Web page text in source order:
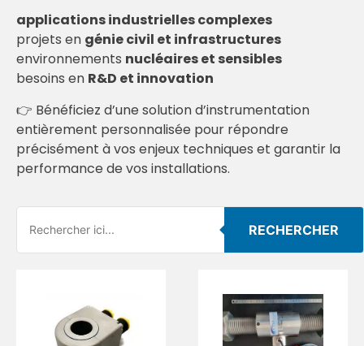
applications industrielles complexes
projets en génie civil et infrastructures
environnements nucléaires et sensibles
besoins en R&D et innovation
👉 Bénéficiez d’une solution d’instrumentation
entièrement personnalisée pour répondre
précisément à vos enjeux techniques et garantir la
performance de vos installations.
RECHERCHER